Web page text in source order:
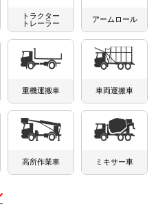
ログイン アームロール
高所作業車 ミキサー車
トラクター
トレーラー
重機運搬車 車両運搬車